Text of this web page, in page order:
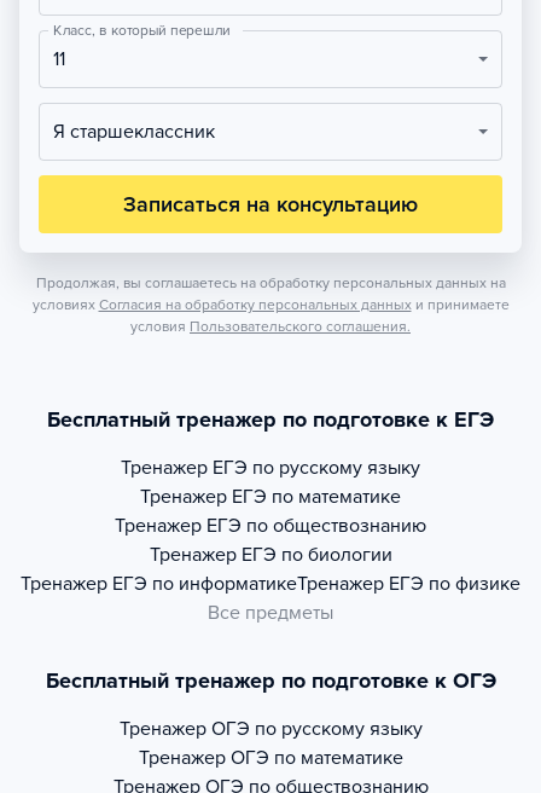
Класс, в который перешли
11
Я старшеклассник
Записаться на консультацию
Продолжая, вы соглашаетесь на обработку персональных данных на
условиях Согласия на обработку персональных данных и принимаете
условия Пользовательского соглашения.
Бесплатный тренажер по подготовке к ЕГЭ
Тренажер ЕГЭ по русскому языку
Тренажер ЕГЭ по математике
Тренажер ЕГЭ по обществознанию
Тренажер ЕГЭ по биологии
Тренажер ЕГЭ по информатикеТренажер ЕГЭ по физике
Все предметы
Бесплатный тренажер по подготовке к ОГЭ
Тренажер ОГЭ по русскому языку
Тренажер ОГЭ по математике
Тренажер ОГЭ по обществознанию